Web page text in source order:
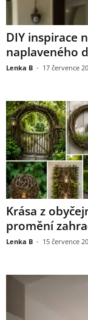
DIY inspirace
naplaveného
Lenka B - 17 července
Krása z
promění
Lenka B - 15 července